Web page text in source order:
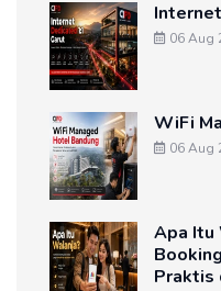
06 Aug
WiFi
06 Aug
Apa Itu
Praktis